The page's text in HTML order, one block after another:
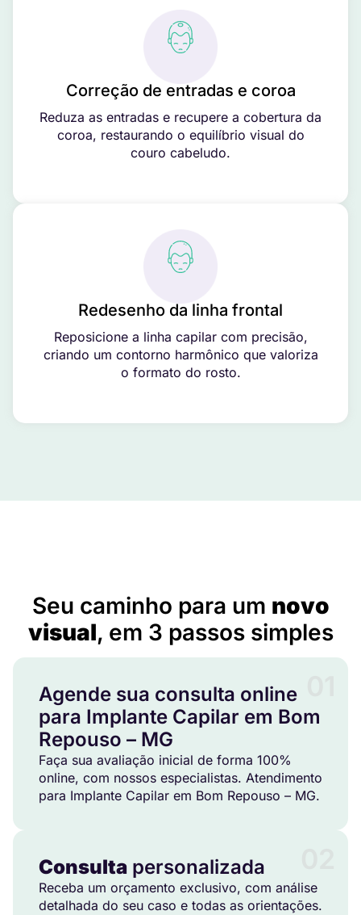
Correção de entradas e coroa
Reduza as entradas e recupere a cobertura da
coroa, restaurando o equilíbrio visual do
couro cabeludo.
Redesenho da linha frontal
Reposicione a linha capilar com precisão,
criando um contorno harmônico que valoriza
o formato do rosto.
Seu caminho para um novo
visual, em 3 passos simples
Agende sua consulta online
para Implante Capilar em Bom
Repouso – MG
Faça sua avaliação inicial de forma 100%
online, com nossos especialistas. Atendimento
para Implante Capilar em Bom Repouso – MG.
Consulta personalizada
Receba um orçamento exclusivo, com análise
detalhada do seu caso e todas as orientações.